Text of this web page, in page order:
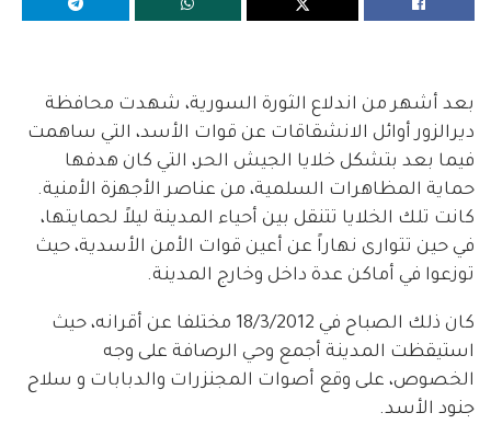
بعد أشهر من اندلاع الثورة السورية، شهدت محافظة
ديرالزور أوائل الانشقاقات عن قوات الأسد، التي ساهمت
فيما بعد بتشكل خلايا الجيش الحر، التي كان هدفها
حماية المظاهرات السلمية، من عناصر الأجهزة الأمنية.
كانت تلك الخلايا تتنقل بين أحياء المدينة ليلاً لحمايتها،
في حين تتوارى نهاراً عن أعين قوات الأمن الأسدية، حيث
توزعوا في أماكن عدة داخل وخارج المدينة.
كان ذلك الصباح في 18/3/2012 مختلفا عن أقرانه، حيث
استيقظت المدينة أجمع وحي الرصافة على وجه
الخصوص، على وقع أصوات المجنزرات والدبابات و سلاح
جنود الأسد.